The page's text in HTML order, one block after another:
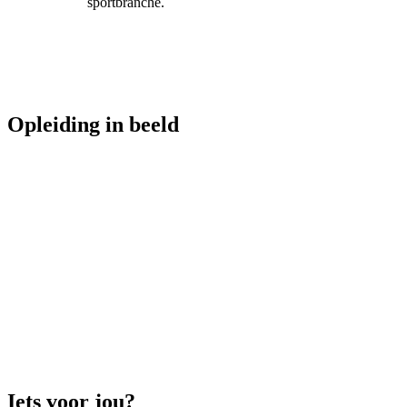
Opleiding in beeld
Iets voor jou?